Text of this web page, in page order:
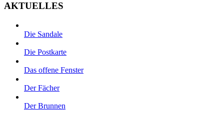
AKTUELLES
Die Sandale
Die Postkarte
Das offene Fenster
Der Fächer
Der Brunnen